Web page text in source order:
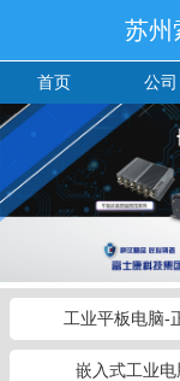
苏州
首页 公司
工业平板电脑-
嵌入式工业电